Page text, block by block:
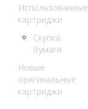
Использованные
картриджи
Скупка
бумаги
Новые
оригинальные
картриджи